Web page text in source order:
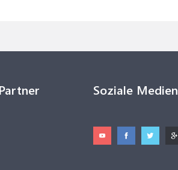
Soziale Medien